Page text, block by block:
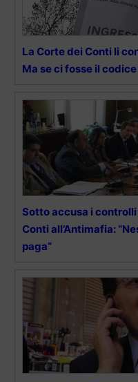
La Corte dei Conti li
Ma se ci fosse il
Sotto accusa i controlli
Conti all’Antimafia:
paga”